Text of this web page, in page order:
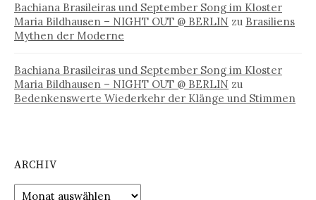
Bachiana Brasileiras und September Song im Kloster
Maria Bildhausen – NIGHT OUT @ BERLIN zu Brasiliens
Mythen der Moderne
Bachiana Brasileiras und September Song im Kloster
Maria Bildhausen – NIGHT OUT @ BERLIN zu
Bedenkenswerte Wiederkehr der Klänge und Stimmen
ARCHIV
Archiv